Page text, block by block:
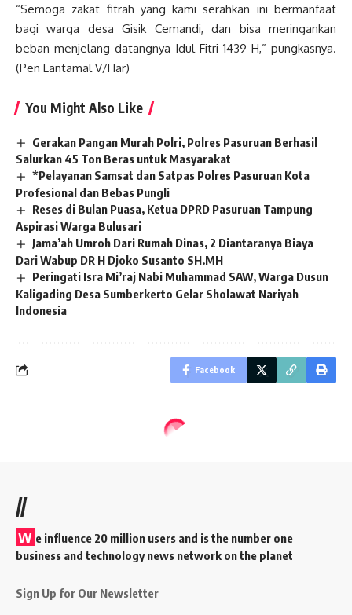
“Semoga zakat fitrah yang kami serahkan ini bermanfaat
bagi warga desa Gisik Cemandi, dan bisa meringankan
beban menjelang datangnya Idul Fitri 1439 H,” pungkasnya.
(Pen Lantamal V/Har)
You Might Also Like
Gerakan Pangan Murah Polri, Polres Pasuruan Berhasil
Salurkan 45 Ton Beras untuk Masyarakat
*Pelayanan Samsat dan Satpas Polres Pasuruan Kota
Profesional dan Bebas Pungli
Reses di Bulan Puasa, Ketua DPRD Pasuruan Tampung
Aspirasi Warga Bulusari
Jama’ah Umroh Dari Rumah Dinas, 2 Diantaranya Biaya
Dari Wabup DR H Djoko Susanto SH.MH
Peringati Isra Mi’raj Nabi Muhammad SAW, Warga Dusun
Kaligading Desa Sumberkerto Gelar Sholawat Nariyah
Indonesia
Facebook
//
W e influence 20 million users and is the number one
business and technology news network on the planet
Sign Up for Our Newsletter